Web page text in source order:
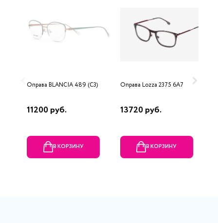
Оправа BLANCIA 489 (C3)
11200 руб.
В КОРЗИНУ
Оправа Lozza 2375 6A7
13720 руб.
В КОРЗИНУ